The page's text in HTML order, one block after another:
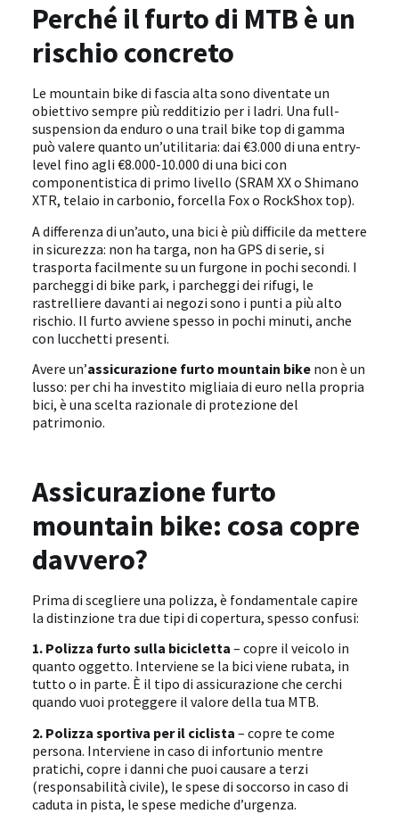
Perché il furto di MTB è un
rischio concreto
Le mountain bike di fascia alta sono diventate un
obiettivo sempre più redditizio per i ladri. Una full-
suspension da enduro o una trail bike top di gamma
può valere quanto un’utilitaria: dai €3.000 di una entry-
level fino agli €8.000-10.000 di una bici con
componentistica di primo livello (SRAM XX o Shimano
XTR, telaio in carbonio, forcella Fox o RockShox top).
A differenza di un’auto, una bici è più difficile da mettere
in sicurezza: non ha targa, non ha GPS di serie, si
trasporta facilmente su un furgone in pochi secondi. I
parcheggi di bike park, i parcheggi dei rifugi, le
rastrelliere davanti ai negozi sono i punti a più alto
rischio. Il furto avviene spesso in pochi minuti, anche
con lucchetti presenti.
Avere un’assicurazione furto mountain bikenon è un
lusso: per chi ha investito migliaia di euro nella propria
bici, è una scelta razionale di protezione del
patrimonio.
Assicurazione furto
mountain bike: cosa copre
davvero?
Prima di scegliere una polizza, è fondamentale capire
la distinzione tra due tipi di copertura, spesso confusi:
1. Polizza furto sulla bicicletta – copre il veicolo in
quanto oggetto. Interviene se la bici viene rubata, in
tutto o in parte. È il tipo di assicurazione che cerchi
quando vuoi proteggere il valore della tua MTB.
2. Polizza sportiva per il ciclista – copre te come
persona. Interviene in caso di infortunio mentre
pratichi, copre i danni che puoi causare a terzi
(responsabilità civile), le spese di soccorso in caso di
caduta in pista, le spese mediche d’urgenza.